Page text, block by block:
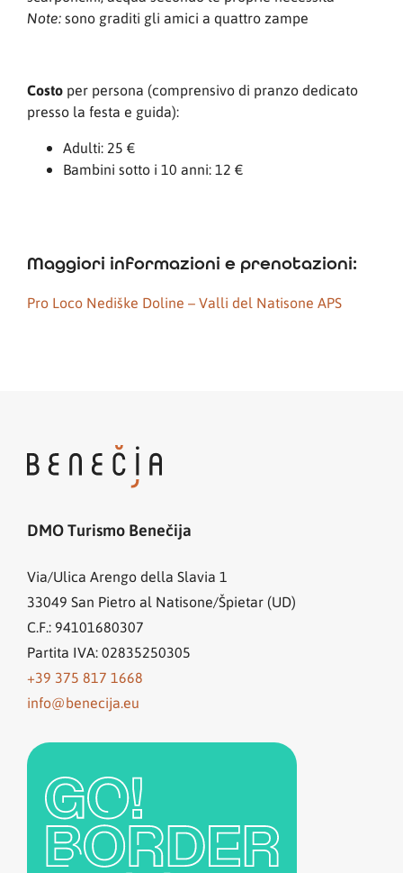
Note: sono graditi gli amici a quattro zampe
Costo per persona (comprensivo di pranzo dedicato
presso la festa e guida):
Adulti: 25 €
Bambini sotto i 10 anni: 12 €
Maggiori informazioni e prenotazioni:
Pro Loco Nediške Doline – Valli del Natisone APS
DMO Turismo Benečija
Via/Ulica Arengo della Slavia 1
33049 San Pietro al Natisone/Špietar (UD)
C.F.: 94101680307
Partita IVA: 02835250305
+39 375 817 1668
info@benecija.eu